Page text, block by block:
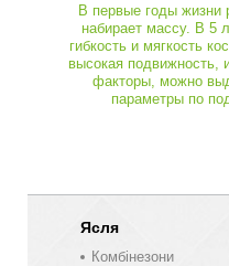
В первые годы жизни
набирает массу. В 5
гибкость и мягкость
высокая подвижность,
факторы, можно
параметры по
Ясля
Комбінезони